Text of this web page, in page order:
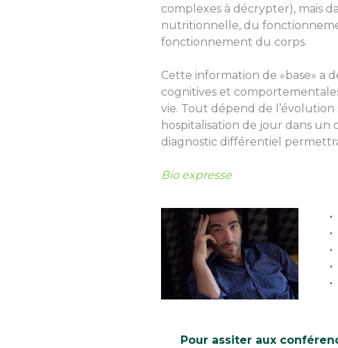
complexes à décrypter), mais
nutritionnelle, du
fonctionnement du corps.
Cette information de «base» a
cognitives et
vie. Tout dépend de
hospitalisation de jour dans
diagnostic différentiel
Bio expresse
Pour assiter aux